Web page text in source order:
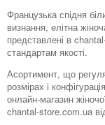
Французька спідня
визнання, елітна
представлені в
стандартам якості.
Асортимент, що
розмірах і
онлайн-магазин
chantal-store.com.ua